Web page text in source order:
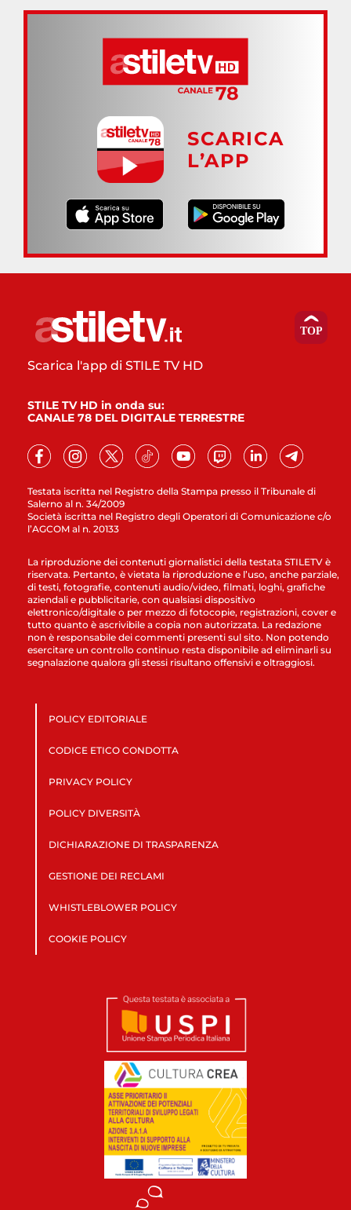
SCARICA
L’APP
Testata iscritta nel Registro della Stampa presso il Tribunale di
Salerno al n. 34/2009
Società iscritta nel Registro degli Operatori di Comunicazione c/o
l’AGCOM al n. 20133
Scarica l'app di STILE TV HD
STILE TV HD in onda su:
CANALE 78 DEL DIGITALE TERRESTRE
La riproduzione dei contenuti giornalistici della testata STILETV è
riservata. Pertanto, è vietata la riproduzione e l’uso, anche parziale,
di testi, fotografie, contenuti audio/video, filmati, loghi, grafiche
aziendali e pubblicitarie, con qualsiasi dispositivo
elettronico/digitale o per mezzo di fotocopie, registrazioni, cover e
tutto quanto è ascrivibile a copia non autorizzata. La redazione
non è responsabile dei commenti presenti sul sito. Non potendo
esercitare un controllo continuo resta disponibile ad eliminarli su
segnalazione qualora gli stessi risultano offensivi e oltraggiosi.
POLICY EDITORIALE
CODICE ETICO CONDOTTA
PRIVACY POLICY
POLICY DIVERSITÀ
DICHIARAZIONE DI TRASPARENZA
GESTIONE DEI RECLAMI
WHISTLEBLOWER POLICY
COOKIE POLICY